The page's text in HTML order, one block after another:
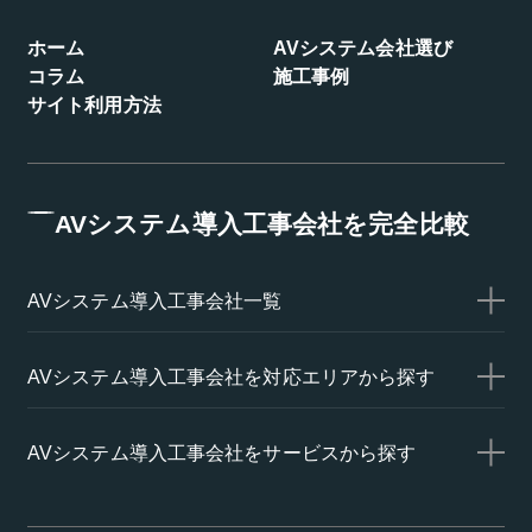
ホーム
AVシステム会社選び
コラム
施工事例
サイト利用方法
AVシステム導入工事会社を完全比較
AVシステム導入工事会社一覧
AVシステム導入工事会社を対応エリアから探す
AVシステム導入工事会社をサービスから探す